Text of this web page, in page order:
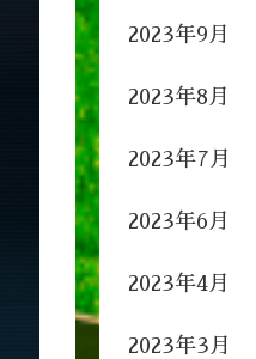
2023年9月
2023年8月
2023年7月
2023年6月
2023年4月
2023年3月